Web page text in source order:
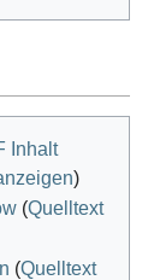
Inhalt
)
(Quelltext
(Quelltext